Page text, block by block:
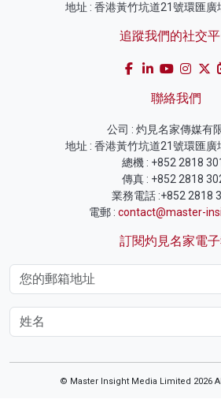
地址 : 香港黃竹坑道21號環匯
追蹤我們的社交
聯絡我們
公司 : 灼見名家傳媒有
地址 : 香港黃竹坑道21號環匯
總機 : +852 2818
傳真 : +852 2818
業務電話 :+852 2818
電郵 : contact@master-
訂閱灼見名家電
© Master Insight Media Limited 2026